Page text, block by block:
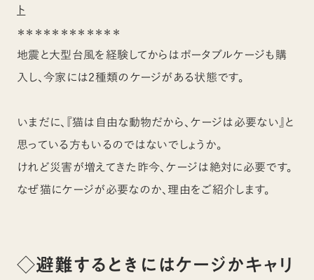
ト
＊＊＊＊＊＊＊＊＊＊＊＊
地震と大型台風を経験してからはポータブルケージも購
入し、今家には2種類のケージがある状態です。
いまだに、『猫は自由な動物だから、ケージは必要ない』と
思っている方もいるのではないでしょうか。
けれど災害が増えてきた昨今、ケージは絶対に必要です。
なぜ猫にケージが必要なのか、理由をご紹介します。
◇避難するときにはケージかキャリ